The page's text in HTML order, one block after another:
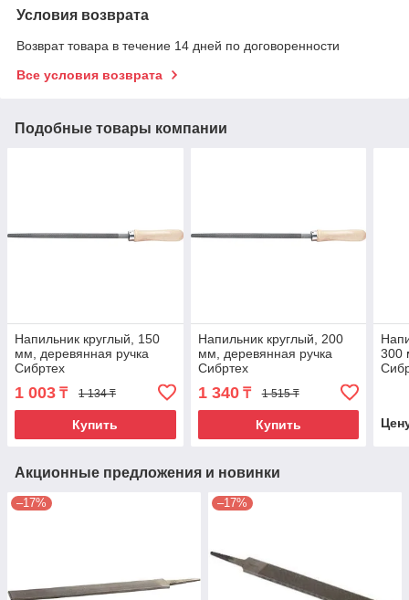
Условия возврата
Возврат товара в течение 14 дней по договоренности
Все условия возврата
Подобные товары компании
Напильник круглый, 150
мм, деревянная ручка
Сибртех
1 003 ₸ 1 134 ₸
Купить
Напильник круглый, 200
мм, деревянная ручка
Сибртех
1 340₸ 1 515 ₸
Купить
300
Акционные предложения и новинки
–17% –17%